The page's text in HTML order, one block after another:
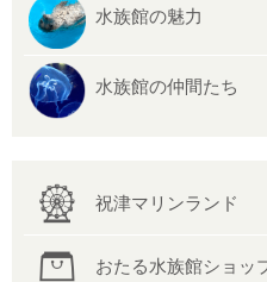
水族館の魅力
水族館の仲間たち
祝津マリンランド
おたる水族館ショッ